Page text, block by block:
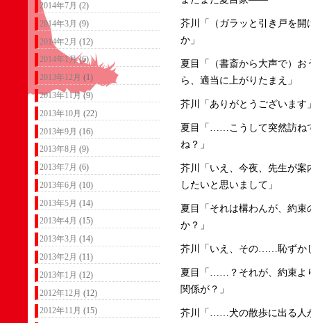
2014年7月 (2)
2014年3月 (9)
2014年2月 (12)
2014年1月(6)
2013年12月 (1)
2013年11月 (9)
2013年10月 (22)
2013年9月 (16)
2013年8月 (9)
2013年7月 (6)
2013年6月 (10)
2013年5月 (14)
2013年4月 (15)
2013年3月 (14)
2013年2月 (11)
2013年1月 (12)
2012年12月 (12)
2012年11月 (15)
芥川「（ガラッと引き戸を
か」
夏目「（書斎から大声で）
ら、適当に上がりたまえ」
芥川「ありがとうございます
夏目「……こうして突然訪ね
ね？」
芥川「いえ、今夜、先生が
したいと思いまして」
夏目「それは構わんが、約
か？」
芥川「いえ、その……恥ずか
夏目「……？それが、約束よ
関係が？」
芥川「……犬の散歩に出る人